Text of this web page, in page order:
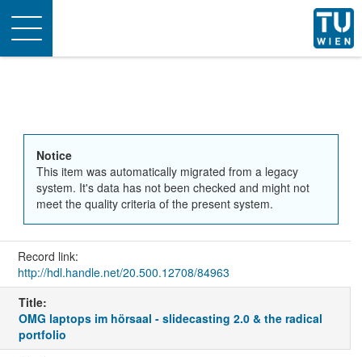
Toggle
navigation
Notice
This item was automatically migrated from a legacy
system. It's data has not been checked and might not
meet the quality criteria of the present system.
Record link:
http://hdl.handle.net/20.500.12708/84963
Title:
OMG laptops im hörsaal - slidecasting 2.0 & the radical
portfolio